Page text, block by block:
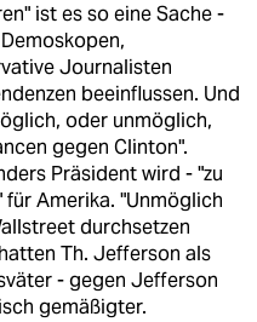
ist es so eine Sache -
Journalisten
beeinflussen. Und
oder unmöglich,
gegen Clinton".
Präsident wird - "zu
Amerika. "Unmöglich
durchsetzen
Th. Jefferson als
- gegen Jefferson
gemäßigter.